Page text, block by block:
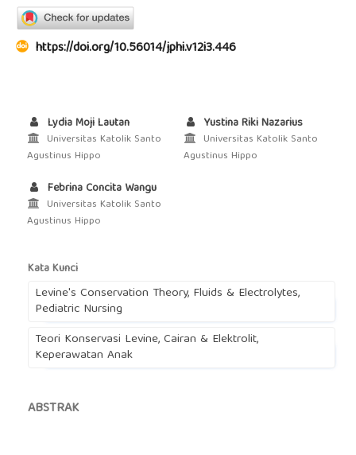
https://doi.org/10.56014/jphi.v12i3.446
Lydia Moji Lautan
Universitas Katolik Santo
Agustinus Hippo
Yustina Riki Nazarius
Universitas Katolik Santo
Agustinus Hippo
Febrina Concita Wangu
Universitas Katolik Santo
Agustinus Hippo
Kata Kunci
Levine's Conservation Theory, Fluids & Electrolytes,
Pediatric Nursing
Teori Konservasi Levine, Cairan & Elektrolit,
Keperawatan Anak
ABSTRAK